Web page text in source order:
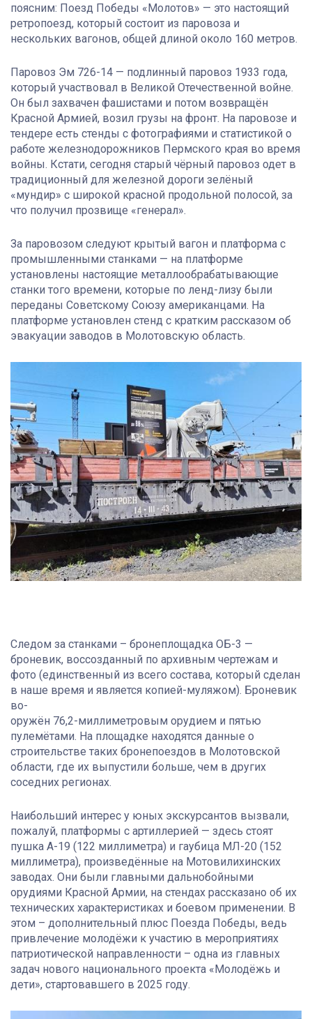
поясним: Поезд Победы «Молотов» — это настоящий
ретропоезд, который состоит из паровоза и
нескольких вагонов, общей длиной около 160 метров.
Паровоз Эм 726-14 — подлинный паровоз 1933 года,
который участвовал в Великой Отечественной войне.
Он был захвачен фашистами и потом возвращён
Красной Армией, возил грузы на фронт. На паровозе и
тендере есть стенды с фотографиями и статистикой о
работе железнодорожников Пермского края во время
войны. Кстати, сегодня старый чёрный паровоз одет в
традиционный для железной дороги зелёный
«мундир» с широкой красной продольной полосой, за
что получил прозвище «генерал».
За паровозом следуют крытый вагон и платформа с
промышленными станками — на платформе
установлены настоящие металлообрабатывающие
станки того времени, которые по ленд-лизу были
переданы Советскому Союзу американцами. На
платформе установлен стенд с кратким рассказом об
эвакуации заводов в Молотовскую область.
Следом за станками – бронеплощадка ОБ-3 —
броневик, воссозданный по архивным чертежам и
фото (единственный из всего состава, который сделан
в наше время и является копией-муляжом). Броневик
во-
оружён 76,2-миллиметровым орудием и пятью
пулемётами. На площадке находятся данные о
строительстве таких бронепоездов в Молотовской
области, где их выпустили больше, чем в других
соседних регионах.
Наибольший интерес у юных экскурсантов вызвали,
пожалуй, платформы с артиллерией — здесь стоят
пушка А-19 (122 миллиметра) и гаубица МЛ-20 (152
миллиметра), произведённые на Мотовилихинских
заводах. Они были главными дальнобойными
орудиями Красной Армии, на стендах рассказано об их
технических характеристиках и боевом применении. В
этом – дополнительный плюс Поезда Победы, ведь
привлечение молодёжи к участию в мероприятиях
патриотической направленности – одна из главных
задач нового национального проекта «Молодёжь и
дети», стартовавшего в 2025 году.